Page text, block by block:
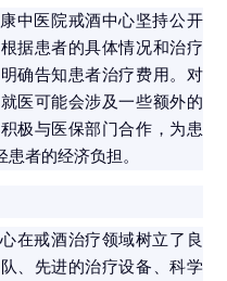
中医院戒酒中心坚持公开
据患者的具体情况和治疗
确告知患者治疗费用。对
医可能会涉及一些额外的
极与医保部门合作，为患
者的经济负担。
在戒酒治疗领域树立了良
、先进的治疗设备、科学